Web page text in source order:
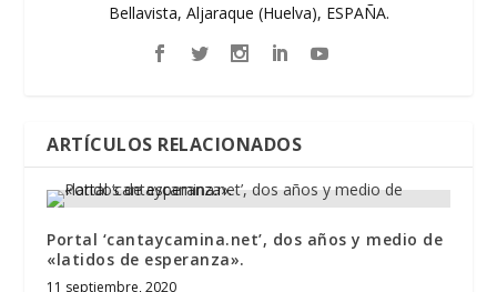
Bellavista, Aljaraque (Huelva), ESPAÑA.
ARTÍCULOS RELACIONADOS
Portal ‘cantaycamina.net’, dos años y medio de
«latidos de esperanza».
11 septiembre, 2020